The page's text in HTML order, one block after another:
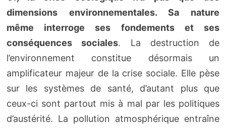
dimensions environnementales. Sa nature
même interroge ses fondements et ses
conséquences sociales. La destruction de
l’environnement constitue désormais un
amplificateur majeur de la crise sociale. Elle pèse
sur les systèmes de santé, d’autant plus que
ceux-ci sont partout mis à mal par les politiques
d’austérité. La pollution atmosphérique entraîne